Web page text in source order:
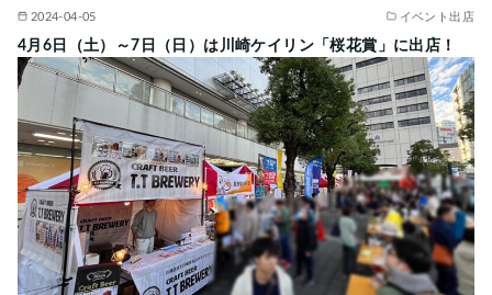
2024-04-05 イベント出店
4月6日（土）～7日（日）は川崎ケイリン「桜花賞」に出店！